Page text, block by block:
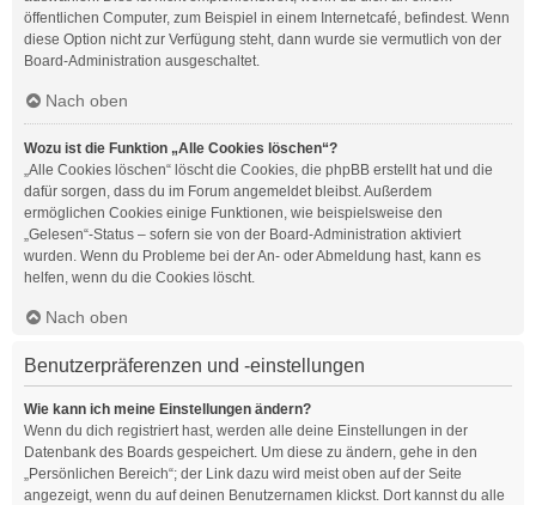
öffentlichen Computer, zum Beispiel in einem Internetcafé, befindest. Wenn
diese Option nicht zur Verfügung steht, dann wurde sie vermutlich von der
Board-Administration ausgeschaltet.
Nach oben
Wozu ist die Funktion „Alle Cookies löschen“?
„Alle Cookies löschen“ löscht die Cookies, die phpBB erstellt hat und die
dafür sorgen, dass du im Forum angemeldet bleibst. Außerdem
ermöglichen Cookies einige Funktionen, wie beispielsweise den
„Gelesen“-Status – sofern sie von der Board-Administration aktiviert
wurden. Wenn du Probleme bei der An- oder Abmeldung hast, kann es
helfen, wenn du die Cookies löscht.
Nach oben
Benutzerpräferenzen und -einstellungen
Wie kann ich meine Einstellungen ändern?
Wenn du dich registriert hast, werden alle deine Einstellungen in der
Datenbank des Boards gespeichert. Um diese zu ändern, gehe in den
„Persönlichen Bereich“; der Link dazu wird meist oben auf der Seite
angezeigt, wenn du auf deinen Benutzernamen klickst. Dort kannst du alle